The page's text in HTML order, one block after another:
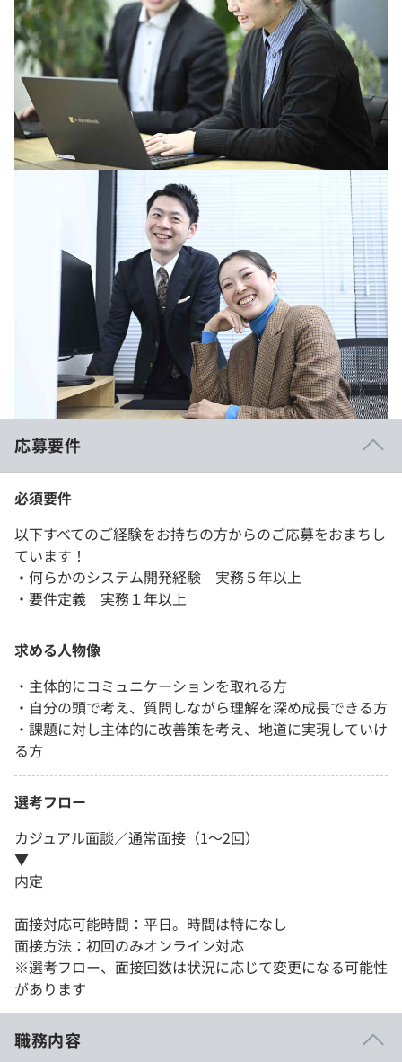
応募要件
必須要件
以下すべてのご経験をお持ちの方からのご応募をおまちし
ています！
・何らかのシステム開発経験 実務５年以上
・要件定義 実務１年以上
求める人物像
・主体的にコミュニケーションを取れる方
・自分の頭で考え、質問しながら理解を深め成長できる方
・課題に対し主体的に改善策を考え、地道に実現していけ
る方
選考フロー
カジュアル面談／通常面接（1～2回）
▼
内定
面接対応可能時間：平日。時間は特になし
面接方法：初回のみオンライン対応
※選考フロー、面接回数は状況に応じて変更になる可能性
があります
職務内容